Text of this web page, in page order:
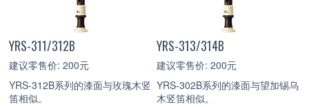
YRS-311/312B
建议零售价: 200元
YRS-312B系列的漆面与玫瑰木竖
笛相似。
YRS-313/314B
建议零售价: 200元
YRS-302B系列的漆面与望加锡乌
木竖笛相似。